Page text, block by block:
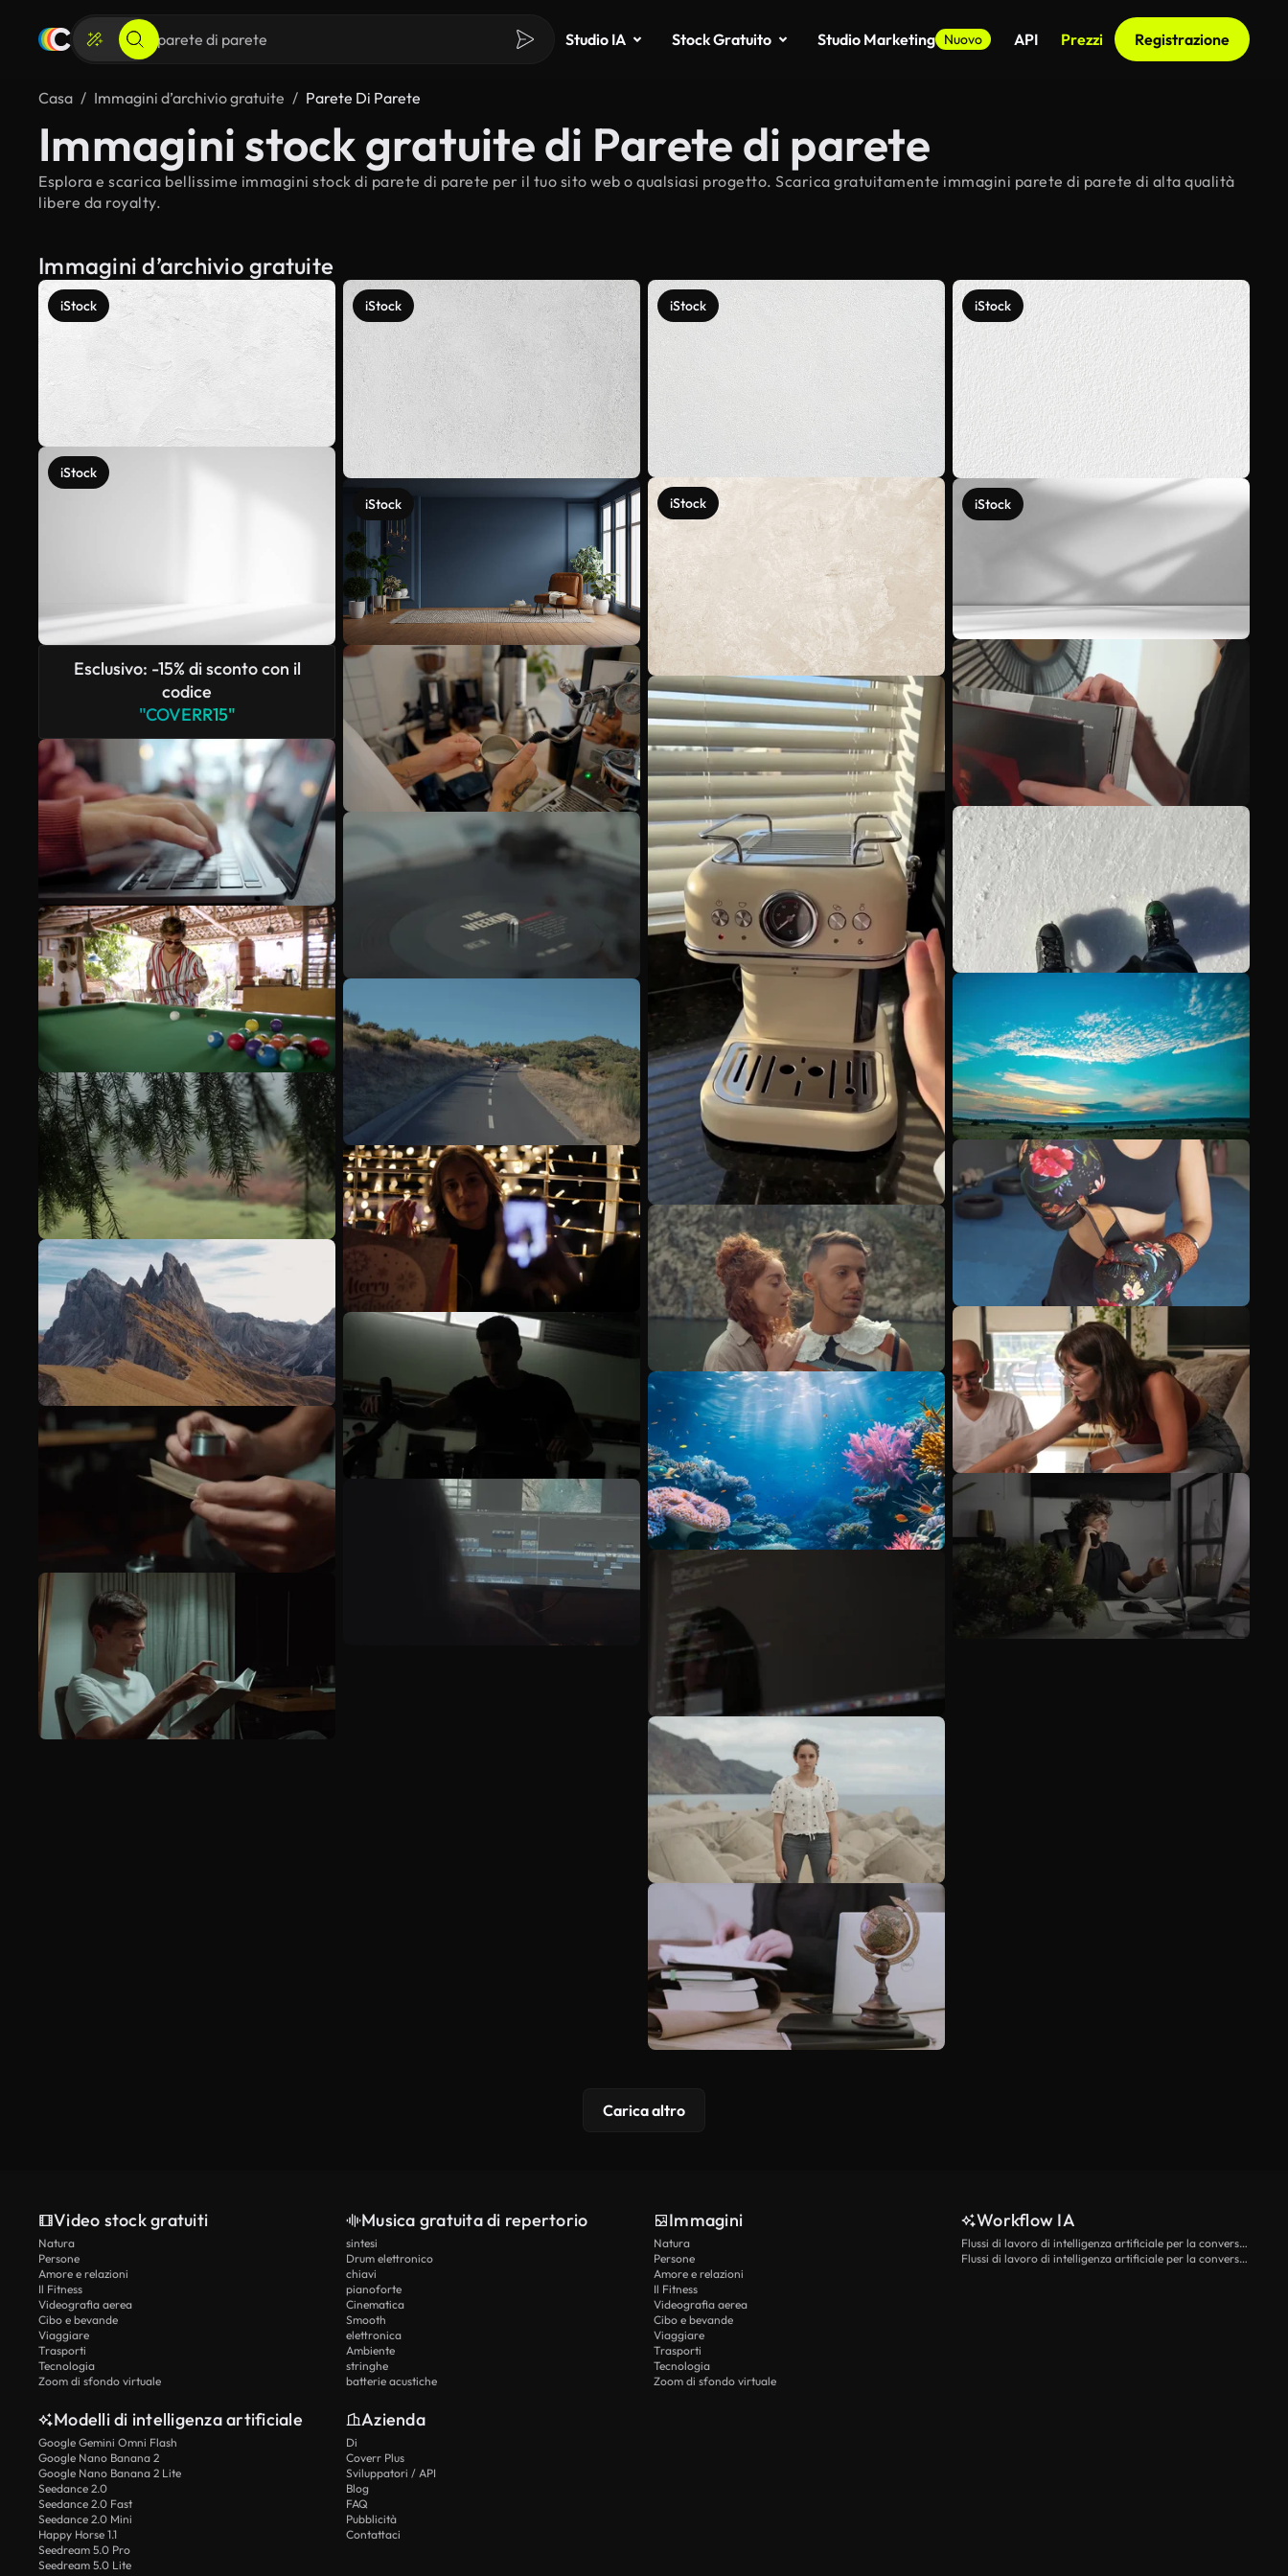
Studio IA Stock Gratuito Studio Marketing Nuovo API Prezzi Registrazione
Casa Immagini d’archivio gratuite Parete Di Parete
Immagini stock gratuite di Parete di parete
Esplora e scarica bellissime immagini stock di parete di parete per il tuo sito web o qualsiasi progetto. Scarica gratuitamente immagini parete di parete di alta qualità
libere da royalty.
Immagini d’archivio gratuite
iStock
iStock
Esclusivo: -15% di sconto con il
codice
"COVERR15"
iStock
iStock
iStock
iStock
iStock
iStock
Scopri di più
Carica altro
Video stock gratuiti
Natura
Persone
Amore e relazioni
Il Fitness
Videografia aerea
Cibo e bevande
Viaggiare
Trasporti
Tecnologia
Zoom di sfondo virtuale
Musica gratuita di repertorio
sintesi
Drum elettronico
chiavi
pianoforte
Cinematica
Smooth
elettronica
Ambiente
stringhe
batterie acustiche
Immagini
Natura
Persone
Amore e relazioni
Il Fitness
Videografia aerea
Cibo e bevande
Viaggiare
Trasporti
Tecnologia
Zoom di sfondo virtuale
Workflow IA
Flussi di lavoro di intelligenza artificiale per la conversione da testo a video
Flussi di lavoro di intelligenza artificiale per la conversione di immagini in video
Modelli di intelligenza artificiale
Google Gemini Omni Flash
Google Nano Banana 2
Google Nano Banana 2 Lite
Seedance 2.0
Seedance 2.0 Fast
Seedance 2.0 Mini
Happy Horse 1.1
Seedream 5.0 Pro
Seedream 5.0 Lite
Azienda
Di
Coverr Plus
Sviluppatori / API
Blog
FAQ
Pubblicità
Contattaci